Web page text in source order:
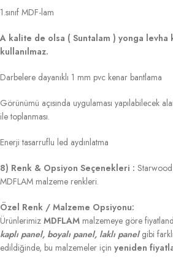
1.sınıf MDF-lam
A kalite de olsa ( Suntalam ) yonga levha
kullanılmaz.
Darbelere dayanıklı 1 mm pvc kenar bantlama
Görünümü açısında uygulaması yapılabilecek
ile toplanması.
Enerji tasarruflu led aydınlatma
8) Renk & Opsiyon Seçenekleri :
MDFLAM malzeme renkleri.
Özel Renk / Malzeme Opsiyonu:
Ürünlerimiz MDFLAM malzemeye göre
kaplı panel, boyalı panel, laklı panel gibi
edildiğinde, bu malzemeler için yeniden